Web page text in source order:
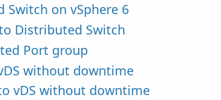
Switch on vSphere 6
Distributed Switch
Port group
without downtime
vDS without downtime